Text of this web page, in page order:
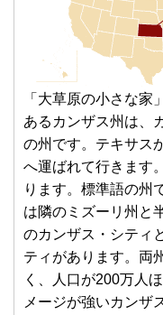
「大草原の小さな家
あるカンザス州は、
の州です。テキサス
へ運ばれて行きます
ります。標準語の州
は隣のミズーリ州と
のカンザス・シティ
ティがあります。両
く、人口が200万人
メージが強いカンザ